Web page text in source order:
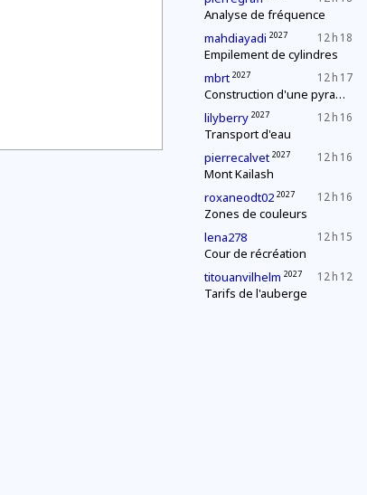
Analyse de fréquence
12 h 18
mahdiayadi 2027
Empilement de cylindres
12 h 17
mbrt 2027
Construction d'une pyramide
12 h 16
lilyberry 2027
Transport d'eau
12 h 16
pierrecalvet 2027
Mont Kailash
12 h 16
roxaneodt02 2027
Zones de couleurs
12 h 15
lena278
Cour de récréation
12 h 12
titouanvilhelm 2027
Tarifs de l'auberge